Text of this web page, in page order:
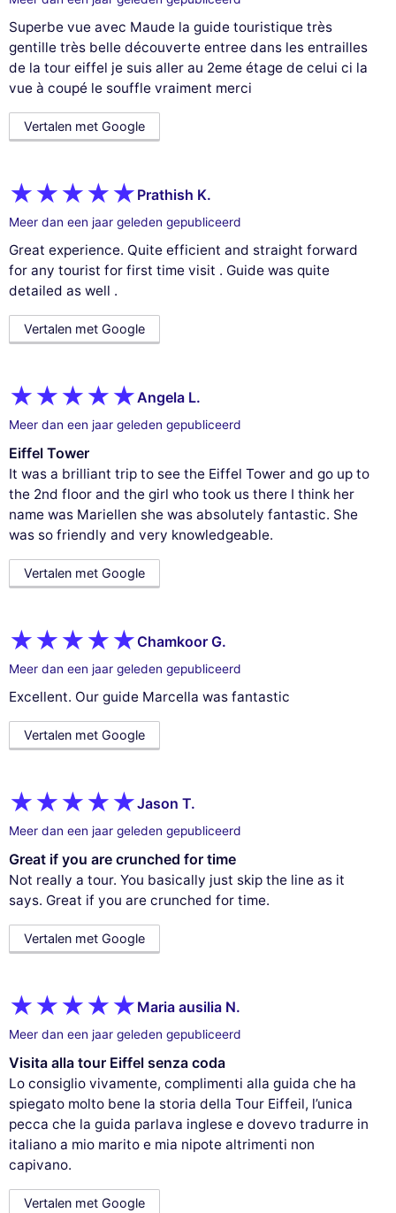
Superbe vue avec Maude la guide touristique très
gentille très belle découverte entree dans les entrailles
de la tour eiffel je suis aller au 2eme étage de celui ci la
vue à coupé le souffle vraiment merci
Vertalen met Google
Prathish K.
Meer dan een jaar geleden gepubliceerd
Great experience. Quite efficient and straight forward
for any tourist for first time visit . Guide was quite
detailed as well .
Vertalen met Google
Angela L.
Meer dan een jaar geleden gepubliceerd
Eiffel Tower
It was a brilliant trip to see the Eiffel Tower and go up to
the 2nd floor and the girl who took us there I think her
name was Mariellen she was absolutely fantastic. She
was so friendly and very knowledgeable.
Vertalen met Google
Chamkoor G.
Meer dan een jaar geleden gepubliceerd
Excellent. Our guide Marcella was fantastic
Vertalen met Google
Jason T.
Meer dan een jaar geleden gepubliceerd
Great if you are crunched for time
Not really a tour. You basically just skip the line as it
says. Great if you are crunched for time.
Vertalen met Google
Maria ausilia N.
Meer dan een jaar geleden gepubliceerd
Visita alla tour Eiffel senza coda
Lo consiglio vivamente, complimenti alla guida che ha
spiegato molto bene la storia della Tour Eiffeil, l’unica
pecca che la guida parlava inglese e dovevo tradurre in
italiano a mio marito e mia nipote altrimenti non
capivano.
Vertalen met Google